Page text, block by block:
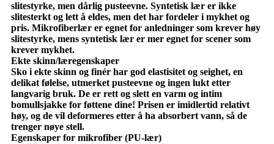
slitestyrke, men dårlig pusteevne. Syntetisk lær er ikke
slitesterkt og lett å eldes, men det har fordeler i mykhet og
pris. Mikrofiberlær er egnet for anledninger som krever høy
slitestyrke, mens syntetisk lær er mer egnet for scener som
krever mykhet.
Ekte skinn/læregenskaper
Sko i ekte skinn og finér har god elastisitet og seighet, en
delikat følelse, utmerket pusteevne og ingen lukt etter
langvarig bruk. De er rett og slett en varm og intim
bomullsjakke for føttene dine! Prisen er imidlertid relativt
høy, og de vil deformeres etter å ha absorbert vann, så de
trenger nøye stell.
Egenskaper for mikrofiber (PU-lær)